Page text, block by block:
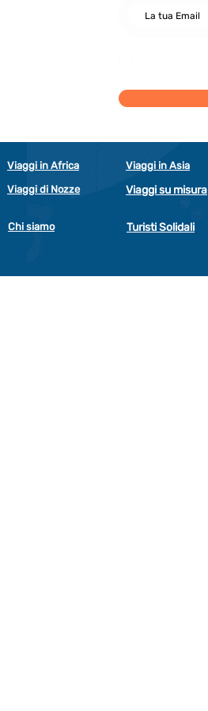
Viaggi in Africa Viaggi in Asia
Viaggi di Nozze
Viaggi su misura
Chi siamo Turisti Solidali